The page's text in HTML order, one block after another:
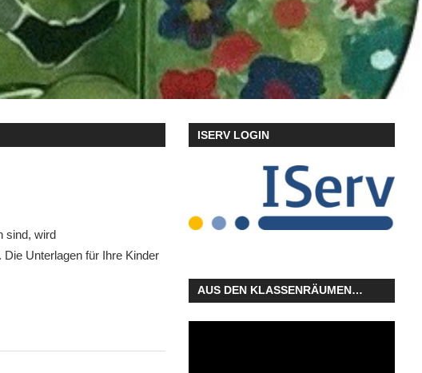
sind, wird
Unterlagen für Ihre Kinder
ISERV LOGIN
AUS DEN KLASSENRÄUMEN…